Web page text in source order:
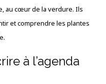
au cœur de la verdure. Ils
et comprendre les plantes
à l’agenda